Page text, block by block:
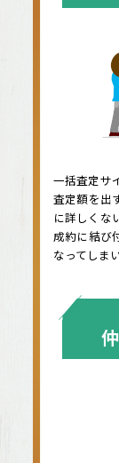
一括査定サ
査定額を出
に詳しくな
成約に結び
なってしま